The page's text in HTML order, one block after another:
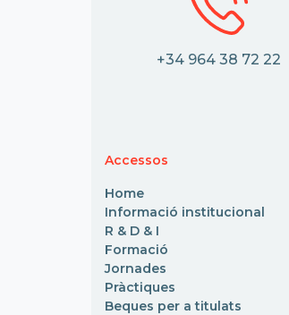
+34 964 38 72 22
Accessos
Home
Informació institucional
R & D & I
Formació
Jornades
Pràctiques
Beques per a titulats